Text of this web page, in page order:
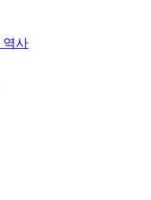
역사